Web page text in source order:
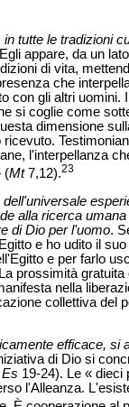
tutte le tradizioni
appare, da un
di vita,
che
con gli altri
si coglie come
dimensione
ricevuto.
l'interpellanza
(Mt7,12).23
alla ricerca
di Dio per l'uomo.
e ho udito il
e per farlo
prossimità
nella
collettiva del
efficace,
di Dio si
Es 19-24). Le « dieci
l'Alleanza.